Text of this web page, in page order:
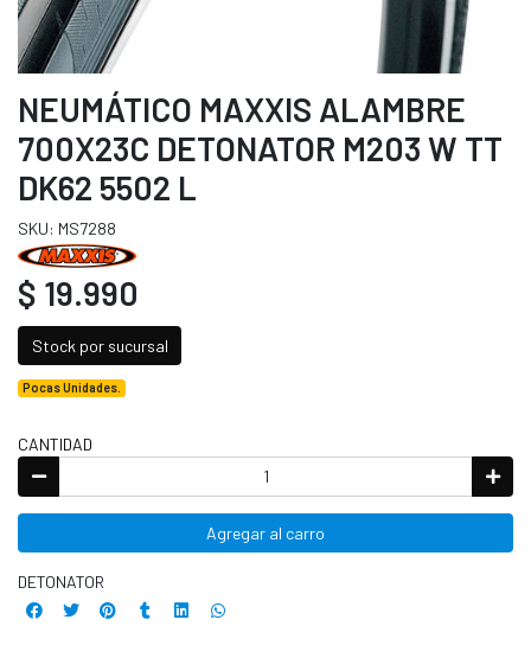
NEUMÁTICO MAXXIS ALAMBRE
700X23C DETONATOR M203 W TT
DK62 5502 L
SKU: MS7288
$ 19.990
Stock por sucursal
Pocas Unidades.
CANTIDAD
Agregar al carro
DETONATOR